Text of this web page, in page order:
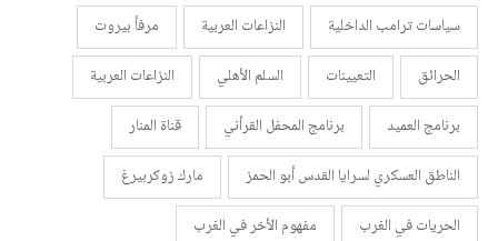
سياسات ترامب الداخلية
النزاعات العربية
مرفأ بيروت
الحرائق
التعيينات السلم الأهلي
النزاعات العربية
برنامج العميد
برنامج المحفل القرأني
قناة المنار
الناطق العسكري لسرايا القدس أبو الحمز
مارك زوكربيرغ
الحريات في الغرب
مفهوم الأخر في الغرب